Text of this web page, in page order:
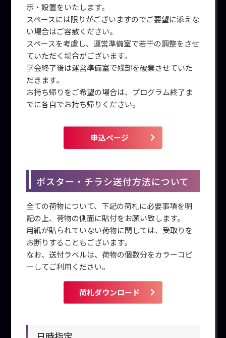
示・設置をいたします。
スペースには限りがございますのでご要望に添えな
い場合はご容赦ください。
スペースを考慮し、運営準備室で若干の調整をさせ
ていただく場合がございます。
学会終了後は運営準備室で残部を破棄させていた
だきます。
お持ち帰りをご希望の場合は、プログラム終了ま
でに各自でお持ち帰りください。
申込ページ
ポスター・チラシ送付方法について
全ての荷物について、下記の荷札に必要事項を明
記の上、荷物の側面に貼付をお願い致します。
用紙が貼られていない荷物に関しては、受取りを
お断りすることもございます。
なお、送付ラベルは、荷物の個数分をカラーコピ
ーしてご利用ください。
荷札ダウンロード